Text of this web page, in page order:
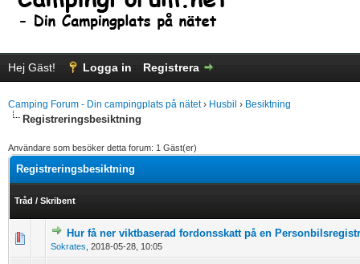
Hej Gäst! Logga in Registrera
Camping Forum - Din campingplats på nätet› Husbil › Besiktning
Registreringsbesiktning
Användare som besöker detta forum: 1 Gäst(er)
Registreringsbesiktning
Tråd / Skribent
Hur få ner viktbaserad fordonsskatt på en
Sokrates 2018-05-28, 10:05
0 Vote(s) - 0 out of 5 in Average
1 2345